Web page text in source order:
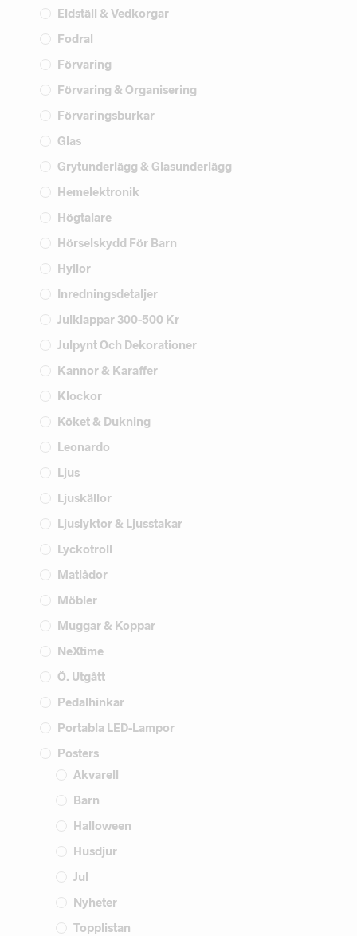
Eldställ & Vedkorgar
Fodral
Förvaring
Förvaring & Organisering
Förvaringsburkar
Glas
Grytunderlägg & Glasunderlägg
Hemelektronik
Högtalare
Hörselskydd För Barn
Hyllor
Inredningsdetaljer
Julklappar 300-500 Kr
Julpynt Och Dekorationer
Kannor & Karaffer
Klockor
Köket & Dukning
Leonardo
Ljus
Ljuskällor
Ljuslyktor & Ljusstakar
Lyckotroll
Matlådor
Möbler
Muggar & Koppar
NeXtime
Ö. Utgått
Pedalhinkar
Portabla LED-Lampor
Posters
Akvarell
Barn
Halloween
Husdjur
Jul
Nyheter
Topplistan